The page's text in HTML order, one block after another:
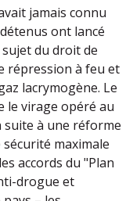
jamais connu
ont lancé
du droit de
répression à feu et
lacrymogène. Le
le virage opéré au
suite à une réforme
maximale
accords du "Plan
drogue et